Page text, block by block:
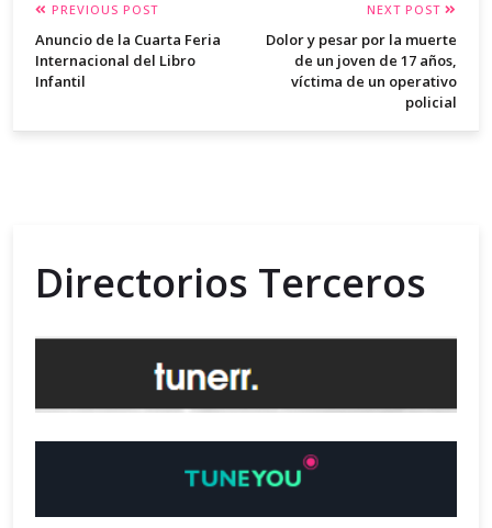
PREVIOUS POST
Anuncio de la Cuarta Feria
Internacional del Libro
Infantil
NEXT POST
Dolor y pesar por la muerte
de un joven de 17 años,
víctima de un operativo
policial
Directorios Terceros